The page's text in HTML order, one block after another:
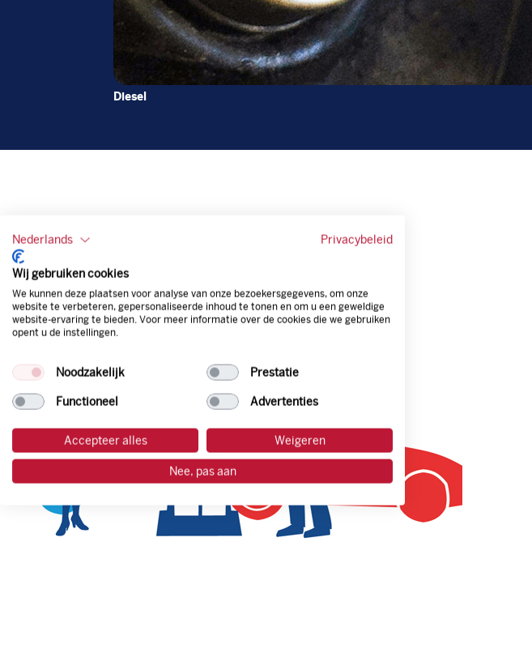
Diesel
Nederlands Privacybeleid
Wij gebruiken cookies
We kunnen deze plaatsen voor analyse van onze bezoekersgegevens, om onze
website te verbeteren, gepersonaliseerde inhoud te tonen en om u een geweldige
website-ervaring te bieden. Voor meer informatie over de cookies die we gebruiken
opent u de instellingen.
Noodzakelijk Prestatie
Functioneel Advertenties
Accepteer alles Weigeren
Nee, pas aan